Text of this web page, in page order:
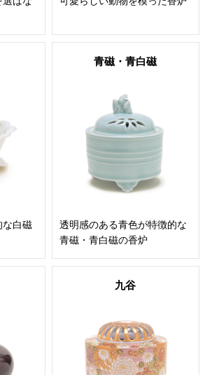
な白磁
青磁・青白磁
透明感のある青色が特徴的な
青磁・青白磁の香炉
九谷